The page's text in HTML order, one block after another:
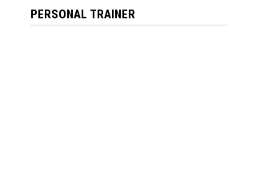
PERSONAL TRAINER